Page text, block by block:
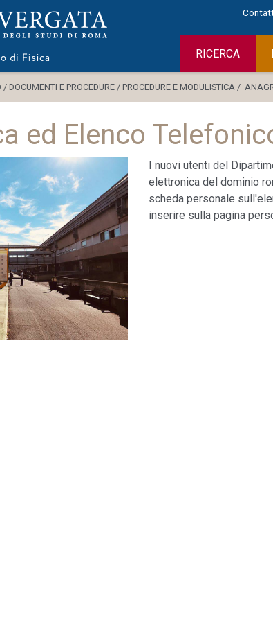
RICERCA
/DOCUMENTI E PROCEDURE / PROCEDURE E MODULISTICA /
ed Elenco
I nuovi utenti del
elettronica del dominio
scheda personale
inserire sulla pagina